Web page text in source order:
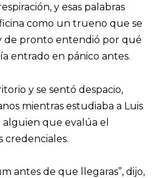
y esas palabras
como un trueno que se
de pronto entendió por qué
entrado en pánico antes.
y se sentó despacio,
mientras estudiaba a Luis
que evalúa el
credenciales.
antes de que llegaras”, dijo,